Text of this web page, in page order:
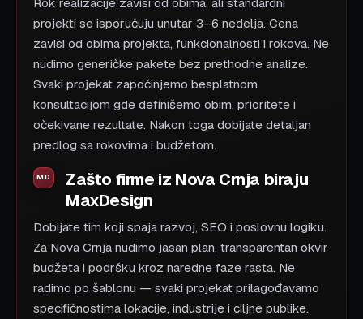
projekti se isporučuju unutar 3–6 nedelja. Cena
zavisi od obima projekta, funkcionalnosti i rokova. Ne
nudimo generičke pakete bez prethodne analize.
Svaki projekat započinjemo besplatnom
konsultacijom gde definišemo obim, prioritete i
očekivane rezultate. Nakon toga dobijate detaljan
predlog sa rokovima i budžetom.
Zašto firme iz Nova Crnja biraju
MaxDesign
Dobijate tim koji spaja razvoj, SEO i poslovnu logiku.
Za Nova Crnja nudimo jasan plan, transparentan okvir
budžeta i podršku kroz naredne faze rasta. Ne
radimo po šablonu — svaki projekat prilagođavamo
specifičnostima lokacije, industrije i ciljne publike.